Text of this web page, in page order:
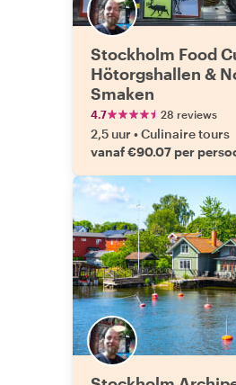
Stockholm Food
Hötorgshallen &
Smaken
4.7 28 reviews
2,5 uur •Culinaire tours
vanaf €90.07 per